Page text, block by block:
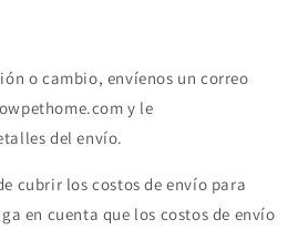
o cambio, envíenos un correo
y le
del envío.
cubrir los costos de envío para
en cuenta que los costos de envío